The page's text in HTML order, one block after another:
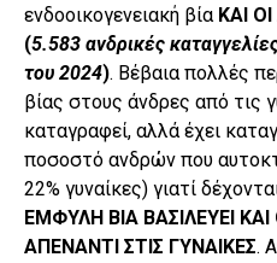
ενδοοικογενειακή βία ΚΑΙ
(5.583 ανδρικές
του 2024). Βέβαια πολλές
βίας στους άνδρες από τις
καταγραφεί, αλλά έχει
ποσοστό ανδρών που
22% γυναίκες) γιατί
ΕΜΦΥΛΗ ΒΙΑ ΒΑΣΙΛΕΥΕΙ ΚΑΙ
ΑΠΕΝΑΝΤΙ ΣΤΙΣ ΓΥΝΑΙΚΕΣ.